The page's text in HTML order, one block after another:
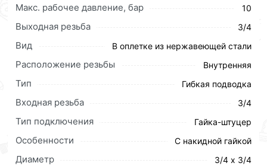
оплетке из нержавеющей стали. Оплетка служит для
гидроударов.
мышкой«Добавить в корзину»
или нажмите на
кнопку
. Также можете оформить
Условия доставки и цены на товар Гигант 3/4 50см г.
области.
Макс. рабочее давление, бар 10
Выходная резьба 3/4
Вид В оплетке из нержавеющей стали
Расположение резьбы Внутренняя
Тип Гибкая подводка
Входная резьба 3/4
Тип подключения Гайка-штуцер
Особенности С накидной гайкой
Диаметр 3/4 х 3/4